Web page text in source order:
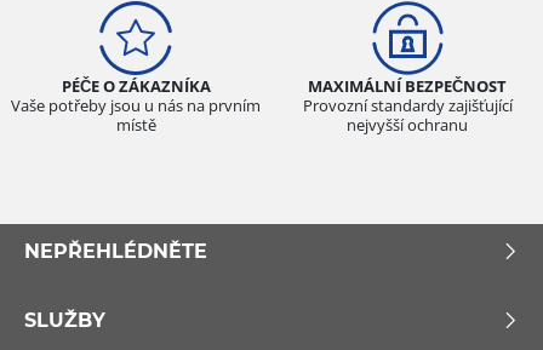
PÉČE O ZÁKAZNÍKA
Vaše potřeby jsou u nás na prvním
místě
MAXIMÁLNÍ BEZPEČNOST
Provozní standardy zajišťující
nejvyšší ochranu
NEPŘEHLÉDNĚTE
SLUŽBY